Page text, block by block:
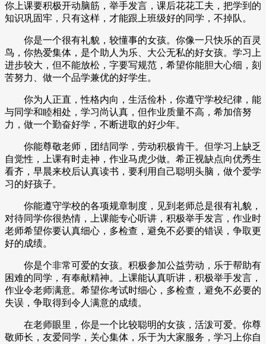
你上课要积极开动脑筋，举手发言，课后花花工夫，把学到的
知识巩固牢，只有这样，才能跟上班级好的同学，不掉队。
你是一个很有礼貌，较懂事的女孩。你像一只快乐的百灵
鸟，你热爱集体，是个助人为乐、大公无私的好女孩。学习上
进步较大，但不能放松，字要写规范，希望你能胆大心细，刻
苦努力、做一个品学兼优的好学生。
你为人正直，性格内向，生活俭朴，你遵守学校纪律，能
与同学和睦相处，学习尚认真，但作业质量不高，希加倍努
力，做一个勤奋好学，不断进取的好少年。
你能尊敬老师，团结同学，劳动积极肯干。但学习上缺乏
自觉性，上课有时走神，作业马虎少做。希正视缺点向优秀生
看齐，早晨来校后认真读书，要利用自己聪明头脑，做个爱学
习的好孩子。
你能遵守学校的各项规章制度，见到老师总是很有礼貌，
对待同学你很热情，上课能专心听讲，积极举手发言，作业时
老师希望你要认真细心，多检查，避免不必要的错误，争取更
好的成绩。
你是个非常可爱的女孩。积极参加公益劳动，乐于帮助有
困难的同学，有奉献精神。上课能认真听讲，积极举手发言，
作业令老师满意。希望你考试时细心，多检查，避免不必要的
失误，争取得到令人满意的成绩。
在老师眼里，你是一个比较聪明的女孩，活泼可爱。你尊
敬师长，友爱同学，关心集体，乐于为大家服务，学习上你自